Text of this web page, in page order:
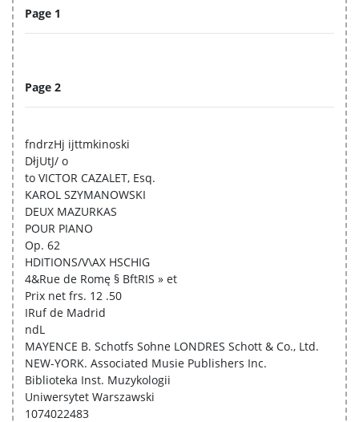
Page 1
Page 2
fndrzHj ijttmkinoski
DłjUtJ/ o
to VICTOR CAZALET, Esq.
KAROL SZYMANOWSKI
DEUX MAZURKAS
POUR PIANO
Op. 62
HDITIONS/V\AX HSCHIG
4&Rue de Romę § BftRIS » et
Prix net frs. 12 .50
IRuf de Madrid
ndL
MAYENCE B. Schotfs Sohne LONDRES Schott & Co., Ltd.
NEW-YORK. Associated Musie Publishers Inc.
Biblioteka Inst. Muzykologii
Uniwersytet Warszawski
1074022483